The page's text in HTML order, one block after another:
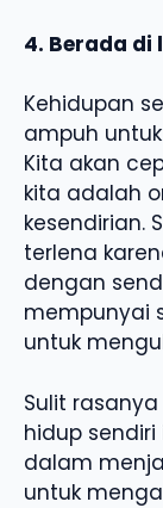
4. Berada di
Kehidupan
ampuh
Kita akan
kita adalah
kesendirian.
terlena
dengan
mempunyai
untuk
Sulit
hidup
dalam
untuk